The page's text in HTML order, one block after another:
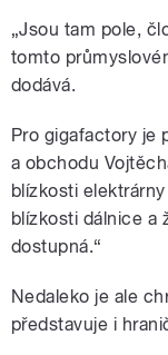
„Jsou tam pole,
tomto
dodává.
Pro gigafactory je
a obchodu
blízkosti
blízkosti dálnice a
dostupná.“
Nedaleko je ale
představuje i